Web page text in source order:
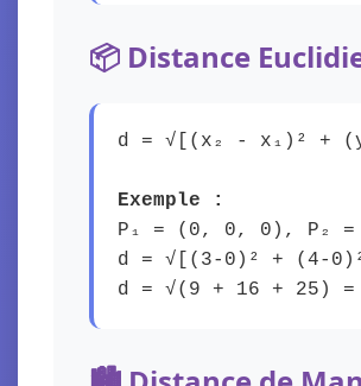
📦 Distance
d = √[(x₂ - x₁)² +
Exemple :
P₁ = (0, 0, 0), P₂
d = √[(3-0)² + (4-
d = √(9 + 16 + 25) =